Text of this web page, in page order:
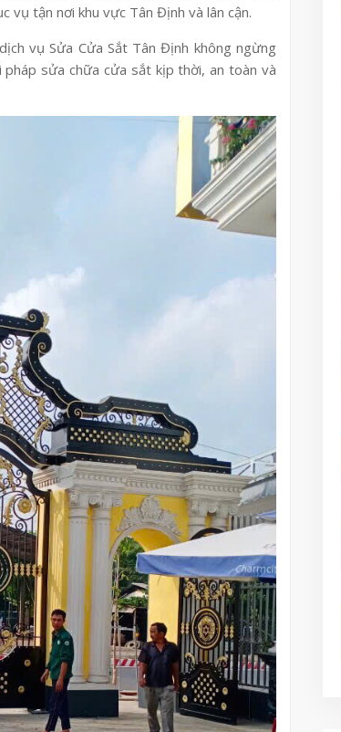
vụ tận nơi khu vực Tân Định và lân cận.
vụ Sửa Cửa Sắt Tân Định không ngừng
sửa chữa cửa sắt kịp thời, an toàn và